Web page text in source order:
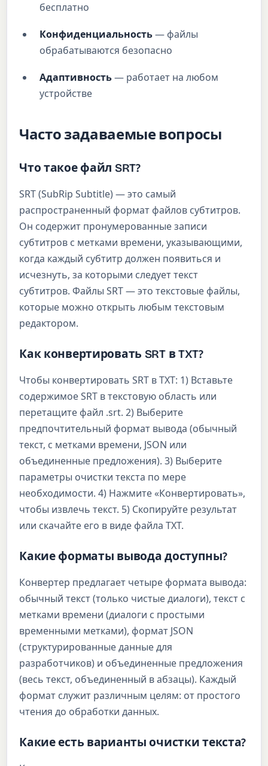
бесплатно
Конфиденциальность— файлы
обрабатываются безопасно
Адаптивность— работает на любом
устройстве
Часто задаваемые вопросы
Что такое файл SRT?
SRT (SubRip Subtitle) — это самый
распространенный формат файлов субтитров.
Он содержит пронумерованные записи
субтитров с метками времени, указывающими,
когда каждый субтитр должен появиться и
исчезнуть, за которыми следует текст
субтитров. Файлы SRT — это текстовые файлы,
которые можно открыть любым текстовым
редактором.
Как конвертировать SRT в TXT?
Чтобы конвертировать SRT в TXT: 1) Вставьте
содержимое SRT в текстовую область или
перетащите файл .srt. 2) Выберите
предпочтительный формат вывода (обычный
текст, с метками времени, JSON или
объединенные предложения). 3) Выберите
параметры очистки текста по мере
необходимости. 4) Нажмите «Конвертировать»,
чтобы извлечь текст. 5) Скопируйте результат
или скачайте его в виде файла TXT.
Какие форматы вывода доступны?
Конвертер предлагает четыре формата вывода:
обычный текст (только чистые диалоги), текст с
метками времени (диалоги с простыми
временными метками), формат JSON
(структурированные данные для
разработчиков) и объединенные предложения
(весь текст, объединенный в абзацы). Каждый
формат служит различным целям: от простого
чтения до обработки данных.
Какие есть варианты очистки текста?